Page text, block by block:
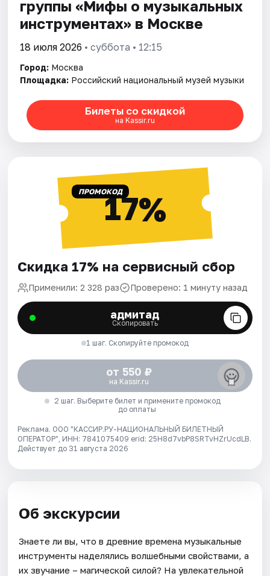
Площадки
Артисты
Рейтинги
группы «Мифы о музыкальных
инструментах» в Москве
18 июля 2026 • суббота • 12:15
Город: Москва
Площадка: Российский национальный музей музыки
Билеты со скидкой
на Kassir.ru
ПРОМОКОД17%
Скидка 17% на сервисный сбор
Применили: 2 328 раз Проверено: 1 минуту назад
адмитад
Скопировать
1 шаг. Скопируйте промокод
от 550 ₽
на Kassir.ru
2 шаг. Выберите билет и примените промокод
до оплаты
Реклама. ООО "КАССИР.РУ-НАЦИОНАЛЬНЫЙ БИЛЕТНЫЙ
ОПЕРАТОР", ИНН: 7841075409 erid: 25H8d7vbP8SRTvHZrUcdLB.
Действует до 31 августа 2026
Об экскурсии
Знаете ли вы, что в древние времена музыкальные
инструменты наделялись волшебными свойствами, а
их звучание – магической силой? На увлекательной